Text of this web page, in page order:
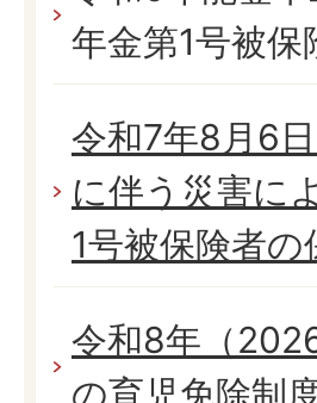
年金第1号被
令和7年8月6
に伴う災害に
1号被保険者
令和8年（
の育児免除制